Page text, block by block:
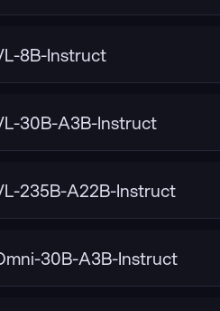
8B-Instruct
30B-A3B-Instruct
235B-A22B-Instruct
30B-A3B-Instruct